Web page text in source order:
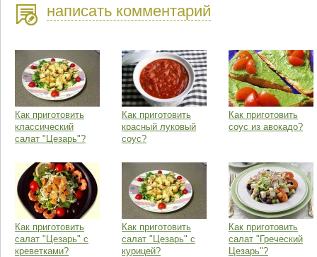
написать комментарий
Как приготовить
классический
салат "Цезарь"?
Как приготовить
красный луковый
соус?
Как приготовить
соус из авокадо?
Как приготовить
салат "Цезарь" с
креветками?
Как приготовить
салат "Цезарь" с
курицей?
Как приготовить
салат "Греческий
Цезарь"?